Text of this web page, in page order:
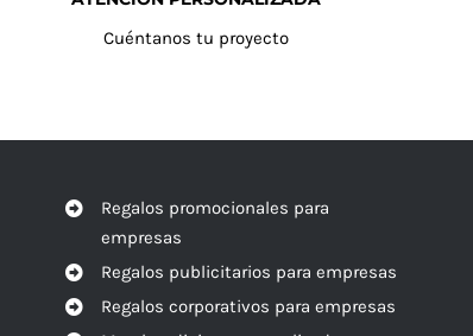
Cuéntanos tu proyecto
Regalos promocionales para
empresas
Regalos publicitarios para empresas
Regalos corporativos para empresas